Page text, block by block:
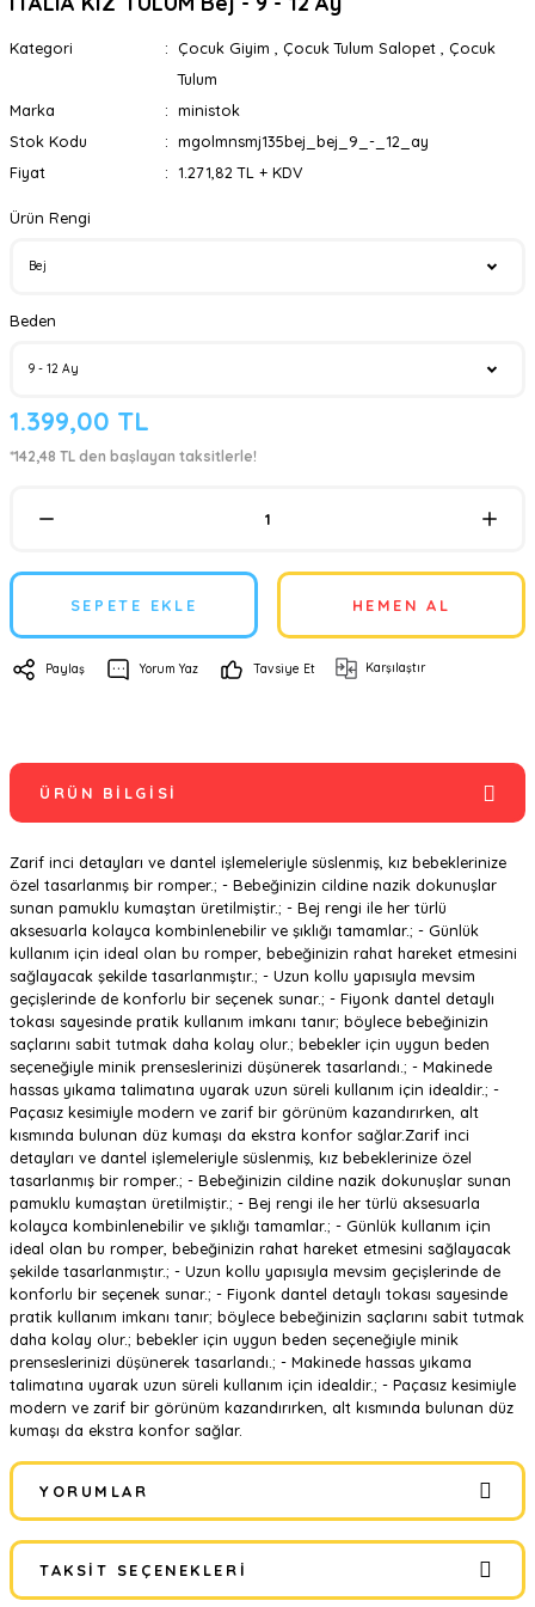
Kategori Çocuk Giyim Çocuk Tulum Salopet
Çocuk
Tulum
Marka
ministok
Stok Kodu
mgolmnsmj135bej_bej_9_-_12_ay
Fiyat
1.271,82 TL + KDV
Ürün Rengi
Beden
1.399,00 TL
*142,48 TL den başlayan taksitlerle!
SEPETE EKLE HEMEN AL
Paylaş Yorum Yaz Tavsiye Et Karşılaştır
ÜRÜN BILGISI
Zarif inci detayları ve dantel işlemeleriyle süslenmiş, kız bebeklerinize
özel tasarlanmış bir romper.; - Bebeğinizin cildine nazik dokunuşlar
sunan pamuklu kumaştan üretilmiştir.; - Bej rengi ile her türlü
aksesuarla kolayca kombinlenebilir ve şıklığı tamamlar.; - Günlük
kullanım için ideal olan bu romper, bebeğinizin rahat hareket etmesini
sağlayacak şekilde tasarlanmıştır.; - Uzun kollu yapısıyla mevsim
geçişlerinde de konforlu bir seçenek sunar.; - Fiyonk dantel detaylı
tokası sayesinde pratik kullanım imkanı tanır; böylece bebeğinizin
saçlarını sabit tutmak daha kolay olur.; bebekler için uygun beden
seçeneğiyle minik prenseslerinizi düşünerek tasarlandı.; - Makinede
hassas yıkama talimatına uyarak uzun süreli kullanım için idealdir.; -
Paçasız kesimiyle modern ve zarif bir görünüm kazandırırken, alt
kısmında bulunan düz kumaşı da ekstra konfor sağlar.Zarif inci
detayları ve dantel işlemeleriyle süslenmiş, kız bebeklerinize özel
tasarlanmış bir romper.; - Bebeğinizin cildine nazik dokunuşlar sunan
pamuklu kumaştan üretilmiştir.; - Bej rengi ile her türlü aksesuarla
kolayca kombinlenebilir ve şıklığı tamamlar.; - Günlük kullanım için
ideal olan bu romper, bebeğinizin rahat hareket etmesini sağlayacak
şekilde tasarlanmıştır.; - Uzun kollu yapısıyla mevsim geçişlerinde de
konforlu bir seçenek sunar.; - Fiyonk dantel detaylı tokası sayesinde
pratik kullanım imkanı tanır; böylece bebeğinizin saçlarını sabit tutmak
daha kolay olur.; bebekler için uygun beden seçeneğiyle minik
prenseslerinizi düşünerek tasarlandı.; - Makinede hassas yıkama
talimatına uyarak uzun süreli kullanım için idealdir.; - Paçasız kesimiyle
modern ve zarif bir görünüm kazandırırken, alt kısmında bulunan düz
kumaşı da ekstra konfor sağlar.
YORUMLAR
Bu ürüne ilk yorumu siz yapın!
TAKSIT SEÇENEKLERI